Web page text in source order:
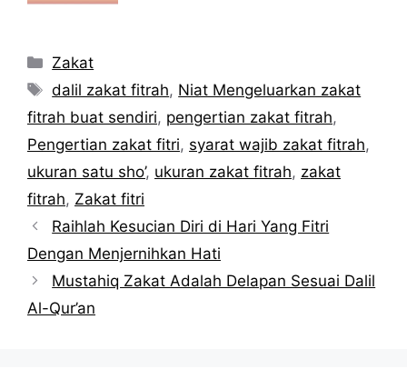
Kategori
Zakat
Tag
dalil zakat fitrah, Niat Mengeluarkan zakat
fitrah buat sendiri, pengertian zakat fitrah,
Pengertian zakat fitri, syarat wajib zakat fitrah,
ukuran satu sho’, ukuran zakat fitrah, zakat
fitrah, Zakat fitri
Raihlah Kesucian Diri di Hari Yang Fitri
Dengan Menjernihkan Hati
Mustahiq Zakat Adalah Delapan Sesuai Dalil
Al-Qur’an